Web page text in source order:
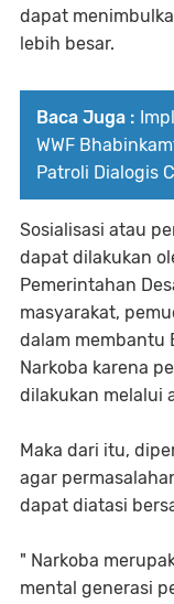
dapat
lebih besar.
Baca Juga :
WWF
Patroli Dialogis
Sosialisasi atau
dapat dilakukan
Pemerintahan
masyarakat,
dalam membantu
Narkoba karena
dilakukan melalui
Maka dari itu,
agar
dapat diatasi
" Narkoba
mental generasi